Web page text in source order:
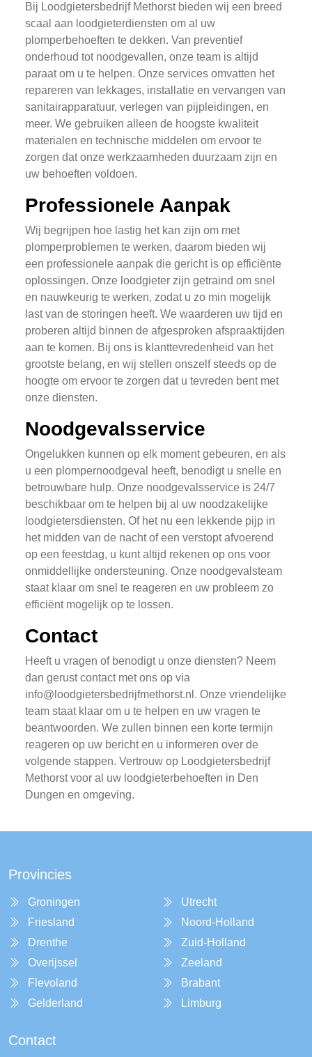
Bij Loodgietersbedrijf Methorst bieden wij een breed
scaal aan loodgieterdiensten om al uw
plomperbehoeften te dekken. Van preventief
onderhoud tot noodgevallen, onze team is altijd
paraat om u te helpen. Onze services omvatten het
repareren van lekkages, installatie en vervangen van
sanitairapparatuur, verlegen van pijpleidingen, en
meer. We gebruiken alleen de hoogste kwaliteit
materialen en technische middelen om ervoor te
zorgen dat onze werkzaamheden duurzaam zijn en
uw behoeften voldoen.
Professionele Aanpak
Wij begrijpen hoe lastig het kan zijn om met
plomperproblemen te werken, daarom bieden wij
een professionele aanpak die gericht is op efficiënte
oplossingen. Onze loodgieter zijn getraind om snel
en nauwkeurig te werken, zodat u zo min mogelijk
last van de storingen heeft. We waarderen uw tijd en
proberen altijd binnen de afgesproken afspraaktijden
aan te komen. Bij ons is klanttevredenheid van het
grootste belang, en wij stellen onszelf steeds op de
hoogte om ervoor te zorgen dat u tevreden bent met
onze diensten.
Noodgevalsservice
Ongelukken kunnen op elk moment gebeuren, en als
u een plompernoodgeval heeft, benodigt u snelle en
betrouwbare hulp. Onze noodgevalsservice is 24/7
beschikbaar om te helpen bij al uw noodzakelijke
loodgietersdiensten. Of het nu een lekkende pijp in
het midden van de nacht of een verstopt afvoerend
op een feestdag, u kunt altijd rekenen op ons voor
onmiddellijke ondersteuning. Onze noodgevalsteam
staat klaar om snel te reageren en uw probleem zo
efficiënt mogelijk op te lossen.
Contact
Heeft u vragen of benodigt u onze diensten? Neem
dan gerust contact met ons op via
info@loodgietersbedrijfmethorst.nl . Onze vriendelijke
team staat klaar om u te helpen en uw vragen te
beantwoorden. We zullen binnen een korte termijn
reageren op uw bericht en u informeren over de
volgende stappen. Vertrouw op Loodgietersbedrijf
Methorst voor al uw loodgieterbehoeften in Den
Dungen en omgeving.
Provincies
Groningen
Friesland
Drenthe
Overijssel
Flevoland
Gelderland
Utrecht
Noord-Holland
Zuid-Holland
Zeeland
Brabant
Limburg
Contact